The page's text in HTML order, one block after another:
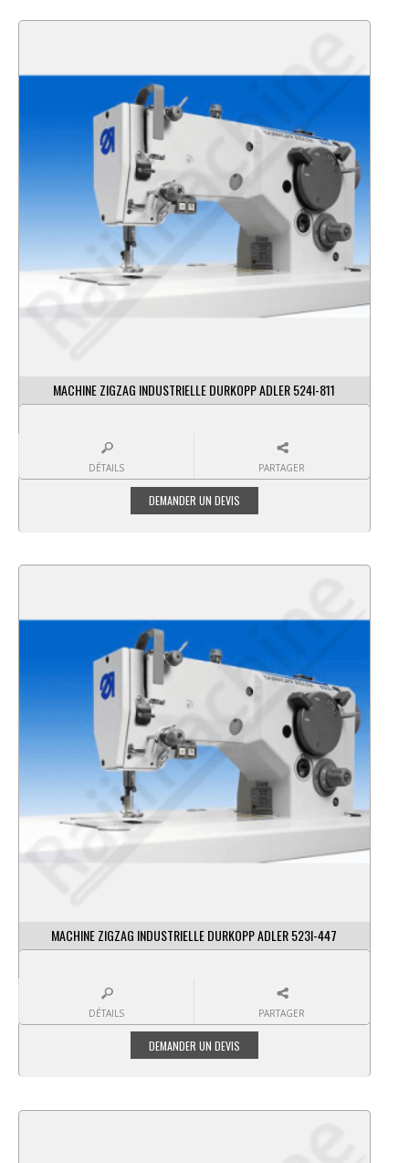
MACHINE ZIGZAG INDUSTRIELLE DURKOPP ADLER 524I-811
DÉTAILS PARTAGER
MACHINE ZIGZAG INDUSTRIELLE DURKOPP ADLER 523I-447
DÉTAILS PARTAGER